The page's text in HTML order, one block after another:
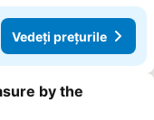
Vedeți prețurile
la favorite
by the